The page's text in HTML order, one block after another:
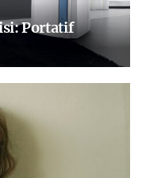
Portatif